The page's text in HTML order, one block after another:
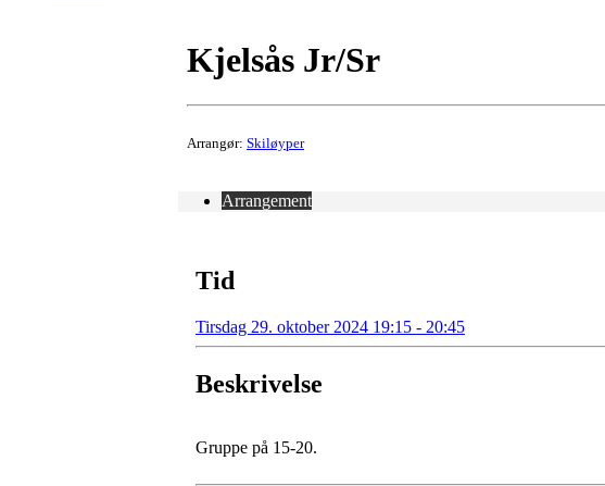
Kjelsås Jr/Sr
Arrangør: Skiløyper
Arrangement
Tid
Tirsdag 29. oktober 2024 19:15 - 20:45
Beskrivelse
Gruppe på 15-20.